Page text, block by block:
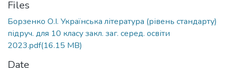
Files
Борзенко О.І. Українська література (рівень стандарту)
підруч. для 10 класу закл. заг. серед. освіти
2023.pdf(16.15 MB)
Date